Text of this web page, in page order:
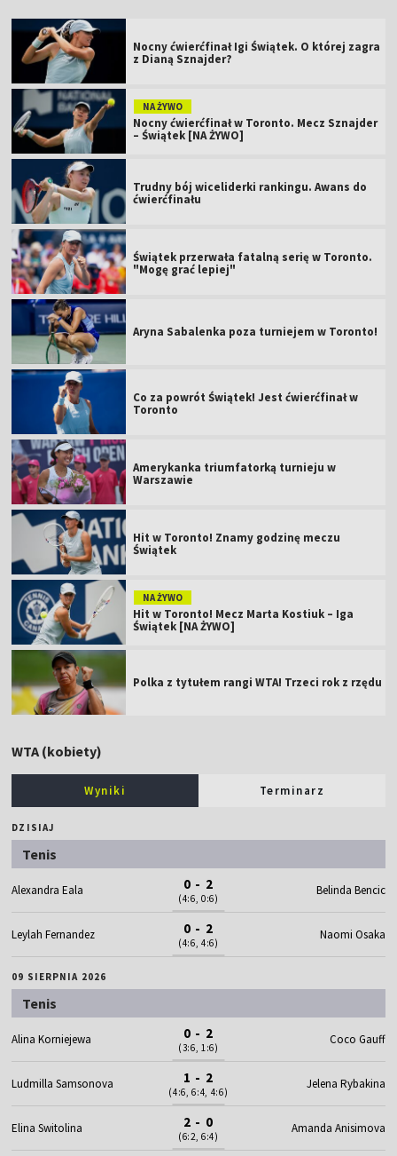
Nocny ćwierćfinał Igi Świątek. O której zagra
z Dianą Sznajder?
NA ŻYWO
Nocny ćwierćfinał w Toronto. Mecz Sznajder
– Świątek [NA ŻYWO]
Trudny bój wiceliderki rankingu. Awans do
ćwierćfinału
Świątek przerwała fatalną serię w Toronto.
"Mogę grać lepiej"
Aryna Sabalenka poza turniejem w Toronto!
Co za powrót Świątek! Jest ćwierćfinał w
Toronto
Amerykanka triumfatorką turnieju w
Warszawie
Hit w Toronto! Znamy godzinę meczu
Świątek
NA ŻYWO
Hit w Toronto! Mecz Marta Kostiuk – Iga
Świątek [NA ŻYWO]
Polka z tytułem rangi WTA! Trzeci rok z rzędu
WTA (kobiety)
Wyniki Terminarz
DZISIAJ
Tenis
Alexandra Eala 0 - 2
(4:6, 0:6)
Belinda Bencic
Leylah Fernandez 0 - 2
(4:6, 4:6)
Naomi Osaka
09 SIERPNIA 2026
Tenis
Alina Korniejewa 0 - 2
(3:6, 1:6)
Coco Gauff
Ludmilla Samsonova 1 - 2
(4:6, 6:4, 4:6)
Jelena Rybakina
Elina Switolina 2 - 0
(6:2, 6:4)
Amanda Anisimova